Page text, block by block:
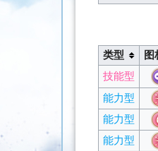
类型 图
技能型
能力型
能力型
能力型